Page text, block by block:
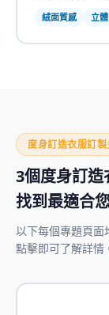
絨面質感 立體
度身訂造衣服訂
3個度身訂
找到最適合
以下每個專題頁面
點擊即可了解詳情